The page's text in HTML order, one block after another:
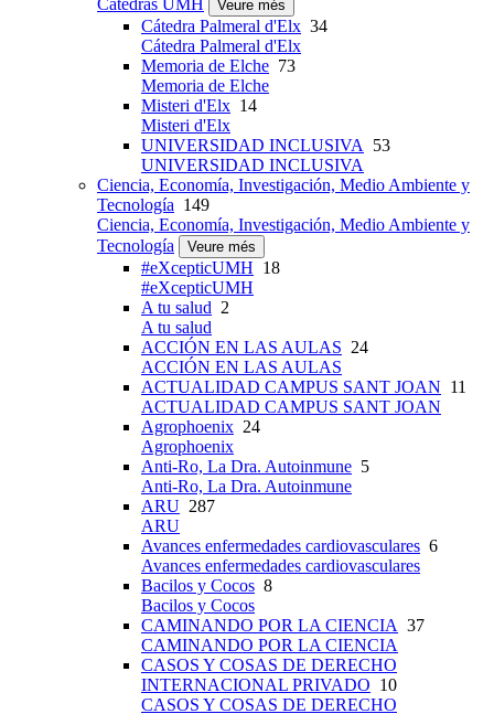
Cátedras UMH Veure més
Cátedra Palmeral d'Elx 34
Cátedra Palmeral d'Elx
Memoria de Elche 73
Memoria de Elche
Misteri d'Elx 14
Misteri d'Elx
UNIVERSIDAD INCLUSIVA 53
UNIVERSIDAD INCLUSIVA
Ciencia, Economía, Investigación, Medio Ambiente y
Tecnología 149
Ciencia, Economía, Investigación, Medio Ambiente y
Tecnología
Veure més
#eXcepticUMH 18
#eXcepticUMH
A tu salud 2
A tu salud
ACCIÓN EN LAS AULAS 24
ACCIÓN EN LAS AULAS
ACTUALIDAD CAMPUS SANT JOAN 11
ACTUALIDAD CAMPUS SANT JOAN
Agrophoenix 24
Agrophoenix
Anti-Ro, La Dra. Autoinmune 5
Anti-Ro, La Dra. Autoinmune
ARU 287
ARU
Avances enfermedades cardiovasculares 6
Avances enfermedades cardiovasculares
Bacilos y Cocos 8
Bacilos y Cocos
CAMINANDO POR LA CIENCIA 37
CAMINANDO POR LA CIENCIA
CASOS Y COSAS DE DERECHO
INTERNACIONAL PRIVADO 10
CASOS Y COSAS DE DERECHO